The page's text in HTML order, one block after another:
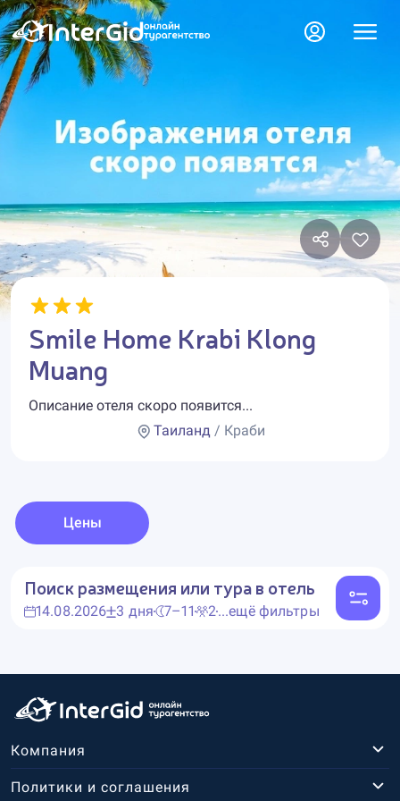
Smile Home Krabi Klong
Muang
Описание отеля скоро появится...
Таиланд / Краби
Цены
Поиск размещения или тура в отель
14.08.2026 3 дня 7–11 2...ещё фильтры
Компания
Политики и соглашения